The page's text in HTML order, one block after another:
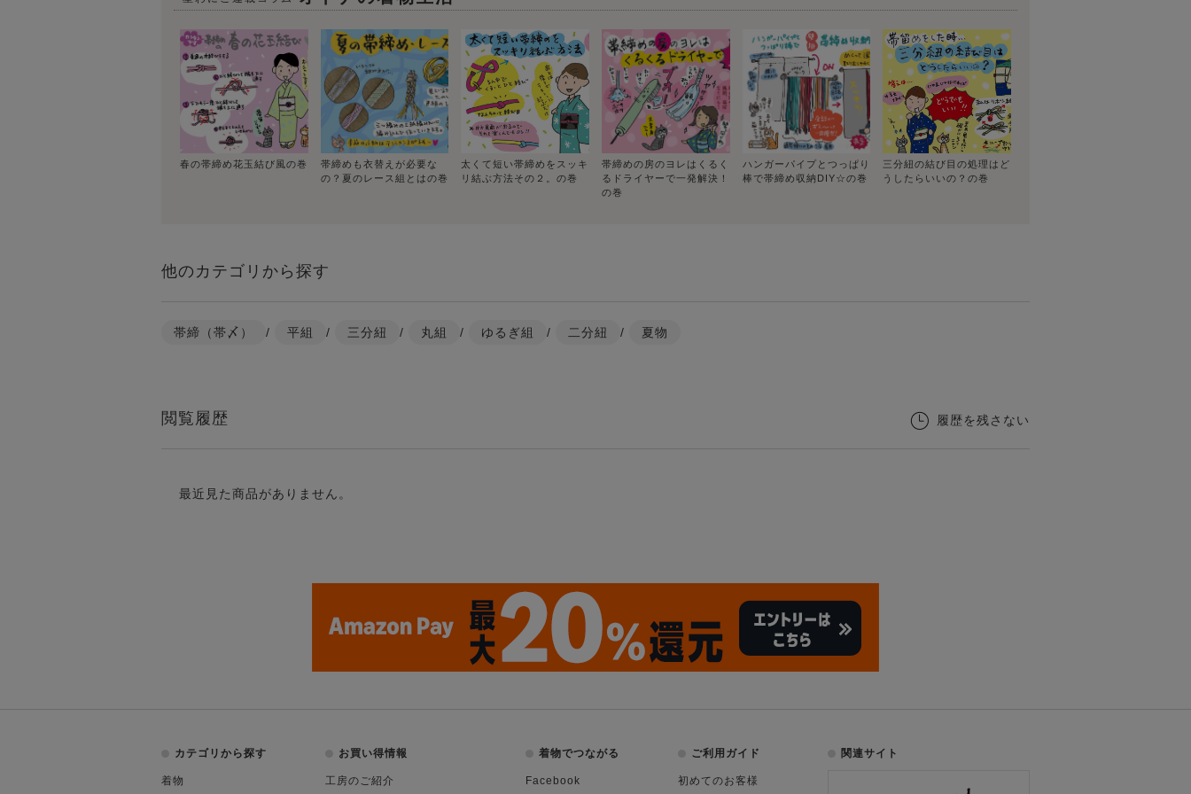
春の帯締め花玉結び風の巻
帯締めも衣替えが必要な
の？夏のレース組とはの巻
太くて短い帯締めをスッキ
リ結ぶ方法その２。の巻
帯締めの房のヨレはくるく
るドライヤーで一発解決！
の巻
ハンガーパイプとつっぱり
棒で帯締め収納DIY☆の巻
三分紐の結び目の処理はど
うしたらいいの？の巻
他のカテゴリから探す
帯締（帯〆） / 平組 / 三分紐 / 丸組 / ゆるぎ組 / 二分紐 / 夏物
閲覧履歴
最近見た商品がありません。
履歴を残さない
カテゴリから探す
着物
お買い得情報
工房のご紹介
着物でつながる
Facebook
ご利用ガイド
初めてのお客様
関連サイト